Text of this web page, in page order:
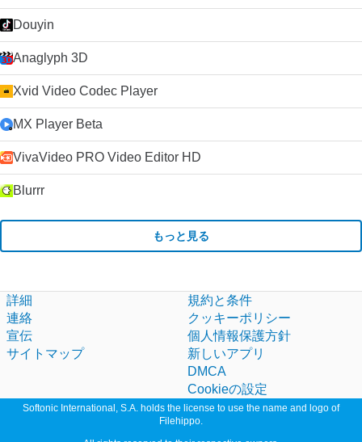
Douyin
Anaglyph 3D
Xvid Video Codec Player
MX Player Beta
VivaVideo PRO Video Editor HD
Blurrr
もっと見る
詳細
連絡
宣伝
サイトマップ
規約と条件
クッキーポリシー
個人情報保護方針
新しいアプリ
DMCA
Cookieの設定
Softonic International, S.A. holds the license to use the name and logo of
Filehippo.